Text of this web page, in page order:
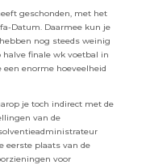
geschonden, met het
Datum. Daarmee kun je
nog steeds weinig
halve finale wk voetbal in
enorme hoeveelheid
je toch indirect met de
van de
eerste plaats van de
voor